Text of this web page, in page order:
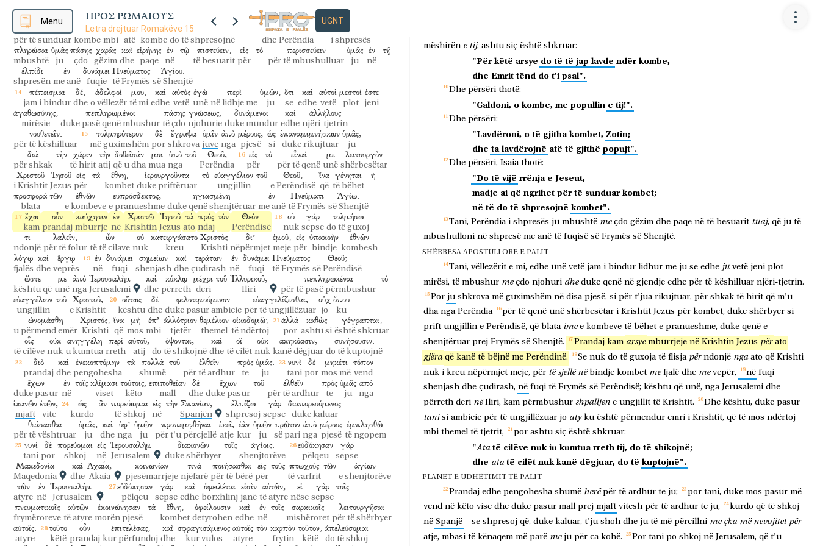
Menu ΠΡΟΣ ΡΩΜΑΙΟΥΣ
Letra drejtuar Romakëve 15
UGNT
οἱ λαοί.
popujt
καὶ
përsëri Isaia thotë do të jetë rrënja
Ἰεσσαί,
e Jeseut edhe
ὁ
ai
ἀνιστάμενος
që ngrihet
për të sunduar
ἐθνῶν;
kombe
ἐπ’
mbi
αὐτῷ
atë
ἔθνη
kombe
ἐλπιοῦσιν.
do të shpresojnë
δὲ
dhe
Θεὸς
Perëndia
τῆς ἐλπίδος
i shpresës
πληρώσαι
mbushtë
ὑμᾶς
ju
πάσης
çdo
χαρᾶς
gëzim
καὶ
dhe
εἰρήνης
paqe
ἐν
në
τῷ πιστεύειν,
të besuarit
εἰς
për
τὸ περισσεύειν
për të mbushulluar
ὑμᾶς
ju
ἐν
në
τῇ
ἐλπίδι
shpresën
ἐν
me anë
δυνάμει
fuqie
Πνεύματος
të Frymës
Ἁγίου.
së Shenjtë
πέπεισμαι
jam i bindur
δέ,
dhe
ἀδελφοί
o vëllezër
μου,
të mi
καὶ
edhe
αὐτὸς
vetë
ἐγὼ
unë
περὶ
në lidhje me
ὑμῶν,
ju
ὅτι
se
καὶ
edhe
αὐτοὶ
vetë
μεστοί
plot
ἐστε
jeni
ἀγαθωσύνης,
mirësie
πεπληρωμένοι
duke pasë qenë mbushur
πάσης
të çdo
γνώσεως,
njohurie
δυνάμενοι
duke mundur
καὶ
edhe
ἀλλήλους
njëri-tjetrin
νουθετεῖν.
për të këshilluar
τολμηρότερον
më guximshëm
δὲ
por
ἔγραψα
shkrova
ὑμῖν
juve
ἀπὸ
nga
μέρους,
pjesë
ὡς
si
ἐπαναμιμνῄσκων
duke rikujtuar
ὑμᾶς,
ju
διὰ
për shkak
τὴν χάριν
të hirit
τὴν
atij
δοθεῖσάν
që u dha
μοι
mua
ὑπὸ
nga
τοῦ Θεοῦ,
Perëndia
εἰς
për
τὸ εἶναί
për të qenë
με
unë
λειτουργὸν
shërbesëtar
Χριστοῦ
i Krishtit
Ἰησοῦ
Jezus
εἰς
për
τὰ ἔθνη,
kombet
ἱερουργοῦντα
duke priftëruar
τὸ εὐαγγέλιον
ungjillin
τοῦ Θεοῦ,
e Perëndisë
ἵνα
që
γένηται
të bëhet
ἡ
προσφορὰ
blata
τῶν ἐθνῶν
e kombeve
εὐπρόσδεκτος,
e pranueshme
ἡγιασμένη
duke qenë shenjtëruar
ἐν
me anë
Πνεύματι
të Frymës
Ἁγίῳ.
së Shenjtë
ἔχω
kam
οὖν
prandaj
καύχησιν
mburrje
ἐν
në
Χριστῷ
Krishtin
Ἰησοῦ
Jezus
τὰ
ato
πρὸς
ndaj
τὸν Θεόν.
Perëndisë
οὐ
nuk
γὰρ
sepse
τολμήσω
do të guxoj
τι
ndonjë
λαλεῖν,
për të folur
ὧν
të të cilave
οὐ
nuk
κατειργάσατο
kreu
Χριστὸς
Krishti
δι’
nëpërmjet
ἐμοῦ,
meje
εἰς
për
ὑπακοὴν
bindje
ἐθνῶν
kombesh
λόγῳ
fjalës
καὶ
dhe
ἔργῳ
veprës
ἐν
në
δυνάμει
fuqi
σημείων
shenjash
καὶ
dhe
τεράτων
çudirash
ἐν
në
δυνάμει
fuqi
Πνεύματος
të Frymës
Θεοῦ;
së Perëndisë
ὥστε
kështu që
με
unë
ἀπὸ
nga
Ἰερουσαλὴμ
Jerusalemi
καὶ
dhe
κύκλῳ
përreth
μέχρι
deri
τοῦ Ἰλλυρικοῦ,
Iliri
πεπληρωκέναι
për të pasë përmbushur
τὸ
εὐαγγέλιον
ungjillin
τοῦ Χριστοῦ;
e Krishtit
οὕτως
kështu
δὲ
dhe
φιλοτιμούμενον
duke pasur ambicie
εὐαγγελίζεσθαι,
për të ungjillëzuar
οὐχ
jo
ὅπου
ku
ὠνομάσθη
u përmend emër
Χριστός,
Krishti
ἵνα
që
μὴ
mos
ἐπ’
mbi
ἀλλότριον
tjetër
θεμέλιον
themel
οἰκοδομῶ;
të ndërtoj
ἀλλὰ
por
καθὼς
ashtu si
γέγραπται,
është shkruar
οἷς
të cilëve
οὐκ
nuk
ἀνηγγέλη
u kumtua
περὶ
rreth
αὐτοῦ,
atij
ὄψονται,
do të shikojnë
καὶ
dhe
οἳ
të cilët
οὐκ
nuk
ἀκηκόασιν,
kanë dëgjuar
συνήσουσιν.
do të kuptojnë
διὸ
prandaj
καὶ
dhe
ἐνεκοπτόμην
pengohesha
τὰ πολλὰ
shumë
τοῦ ἐλθεῖν
për të ardhur
πρὸς
te
ὑμᾶς.
ju
νυνὶ
tani
δὲ
por
μηκέτι
mos më
τόπον
vend
ἔχων
duke pasur
ἐν
në
τοῖς κλίμασι
viset
τούτοις,
këto
ἐπιποθείαν
mall
δὲ
dhe
ἔχων
duke pasur
τοῦ ἐλθεῖν
për të ardhur
πρὸς
te
ὑμᾶς
ju
ἀπὸ
nga
ἱκανῶν
mjaft
ἐτῶν,
vite
ὡς
kurdo
ἂν πορεύωμαι
të shkoj
εἰς
në
τὴν Σπανίαν;
Spanjën
ἐλπίζω
shpresoj
γὰρ
sepse
διαπορευόμενος
duke kaluar
θεάσασθαι
për të vështruar
ὑμᾶς,
ju
καὶ
dhe
ὑφ’
nga
ὑμῶν
ju
προπεμφθῆναι
për t'u përcjellë
ἐκεῖ,
atje
ἐὰν
kur
ὑμῶν
ju
πρῶτον
së pari
ἀπὸ
nga
μέρους
pjesë
ἐμπλησθῶ.
të ngopem
νυνὶ
tani
δὲ
por
πορεύομαι
shkoj
εἰς
në
Ἰερουσαλὴμ
Jerusalem
διακονῶν
duke shërbyer
τοῖς ἁγίοις.
shenjtorëve
εὐδόκησαν
pëlqeu
γὰρ
sepse
Μακεδονία
Maqedonia
καὶ
dhe
Ἀχαΐα,
Akaia
κοινωνίαν
pjesëmarrjeje
τινὰ
njëfarë
ποιήσασθαι
për të bërë
εἰς
për
τοὺς πτωχοὺς
të varfrit
τῶν ἁγίων
e shenjtorëve
τῶν
atyre
ἐν
në
Ἰερουσαλήμ.
Jerusalem
εὐδόκησαν
pëlqeu
γάρ
sepse
καὶ
edhe
ὀφειλέται
borxhlinj
εἰσὶν
janë
αὐτῶν;
të atyre
εἰ
nëse
γὰρ
sepse
τοῖς
πνευματικοῖς
frymëroreve
αὐτῶν
të atyre
ἐκοινώνησαν
morën pjesë
τὰ ἔθνη,
kombet
ὀφείλουσιν
detyrohen
καὶ
edhe
ἐν
në
τοῖς σαρκικοῖς
mishëroret
λειτουργῆσαι
për të shërbyer
αὐτοῖς.
atyre
τοῦτο
këtë
οὖν
prandaj
ἐπιτελέσας,
kur përfundoj
καὶ
dhe
σφραγισάμενος
kur vulos
αὐτοῖς
atyre
τὸν καρπὸν
frytin
τοῦτον,
këtë
ἀπελεύσομαι
do të shkoj
mëshirën e tij, ashtu siç është shkruar:
"Për këtë arsye do të të jap lavde ndër kombe,
dhe Emrit tënd do t'i psal".
Dhe përsëri thotë:
"Galdoni, o kombe, me popullin e tij!".
Dhe përsëri:
"Lavdëroni, o të gjitha kombet, Zotin;
dhe ta lavdërojnë atë të gjithë popujt".
Dhe përsëri, Isaia thotë:
"Do të vijë rrënja e Jeseut,
madje ai që ngrihet për të sunduar kombet;
në të do të shpresojnë kombet".
Tani, Perëndia i shpresës ju mbushtë me çdo gëzim dhe paqe në të besuarit tuaj, që ju të
mbushulloni në shpresë me anë të fuqisë së Frymës së Shenjtë.
SHËRBESA APOSTULLORE E PALIT
Tani, vëllezërit e mi, edhe unë vetë jam i bindur lidhur me ju se edhe ju vetë jeni plot
mirësi, të mbushur me çdo njohuri dhe duke qenë në gjendje edhe për të këshilluar njëri-tjetrin.
Por ju shkrova më guximshëm në disa pjesë, si për t'jua rikujtuar, për shkak të hirit që m'u
dha nga Perëndia për të qenë unë shërbesëtar i Krishtit Jezus për kombet, duke shërbyer si
prift ungjillin e Perëndisë, që blata ime e kombeve të bëhet e pranueshme, duke qenë e
shenjtëruar prej Frymës së Shenjtë. Prandaj kam arsye mburrjeje në Krishtin Jezus për ato
gjëra që kanë të bëjnë me Perëndinë. Se nuk do të guxoja të flisja për ndonjë nga ato që Krishti
nuk i kreu nëpërmjet meje, për të sjellë në bindje kombet me fjalë dhe me vepër, në fuqi
shenjash dhe çudirash, në fuqi të Frymës së Perëndisë; kështu që unë, nga Jerusalemi dhe
përreth deri në Iliri, kam përmbushur shpalljen e ungjillit të Krishtit. Dhe kështu, duke pasur
tani si ambicie për të ungjillëzuar jo aty ku është përmendur emri i Krishtit, që të mos ndërtoj
mbi themel të tjetrit, por ashtu siç është shkruar:
"Ata të cilëve nuk iu kumtua rreth tij, do të shikojnë;
dhe ata të cilët nuk kanë dëgjuar, do të kuptojnë".
PLANET E UDHËTIMIT TË PALIT
Prandaj edhe pengohesha shumë herë për të ardhur te ju; por tani, duke mos pasur më
vend në këto vise dhe duke pasur mall prej mjaft vitesh për të ardhur te ju, kurdo që të shkoj
në Spanjë – se shpresoj që, duke kaluar, t'ju shoh dhe ju të më përcillni me çka më nevojitet për
atje, mbasi të kënaqem më parë me ju për ca kohë. Por tani po shkoj në Jerusalem, që t'u